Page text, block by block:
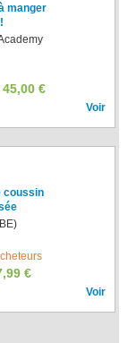
manger
45,00 €
Voir
coussin
€
Voir